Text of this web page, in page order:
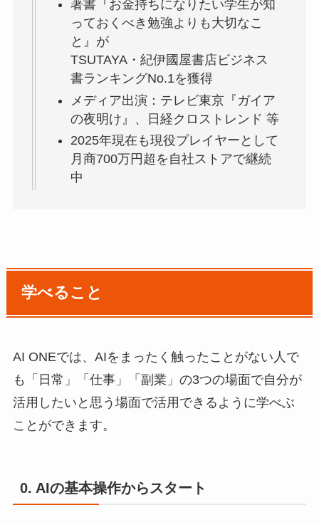
著書『お金持ちになりたい学生が知
っておくべき勉強よりも大切なこ
と』が
TSUTAYA・紀伊國屋書店ビジネス
書ランキングNo.1を獲得
メディア出演：テレビ東京『ガイア
の夜明け』、日経クロストレンド 等
2025年現在も現役プレイヤーとして
月商700万円超を自社ストアで継続
中
学べること
AI ONEでは、AIをまったく触ったことがない人で
も「日常」「仕事」「副業」の3つの場面で自分が
活用したいと思う場面で活用できるように学べぶ
ことができます。
0. AIの基本操作からスタート